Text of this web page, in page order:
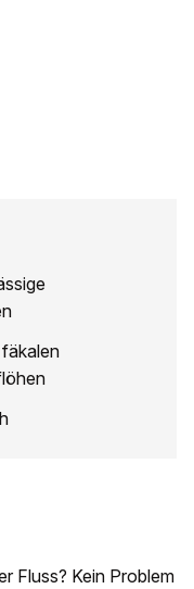
Fluss? Kein Problem